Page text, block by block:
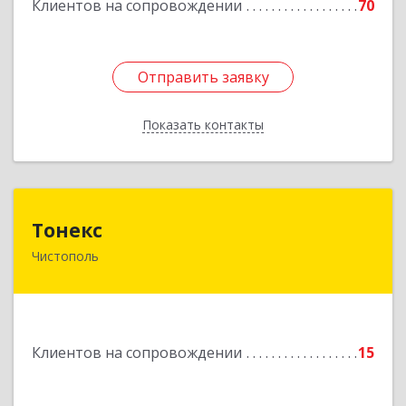
Клиентов на сопровождении 70
Отправить заявку
Показать контакты
Отправить заявку
Назад
Тонекс
Чистополь
Клиентов на сопровождении 15
422980, Татарстан Респ, Чистопольский р-н,